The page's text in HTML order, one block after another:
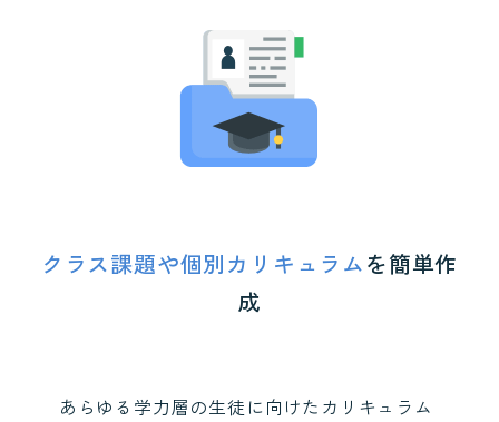
クラス課題や個別カリキュラムを簡単作
成
あらゆる学力層の生徒に向けたカリキュラム